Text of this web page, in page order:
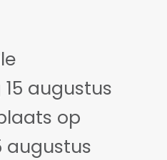
augustus
op
augustus